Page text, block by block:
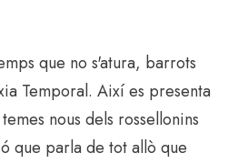
que no s'atura, barrots
Temporal. Així es presenta
nous dels rossellonins
que parla de tot allò que